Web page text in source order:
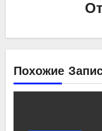
От
Похожие